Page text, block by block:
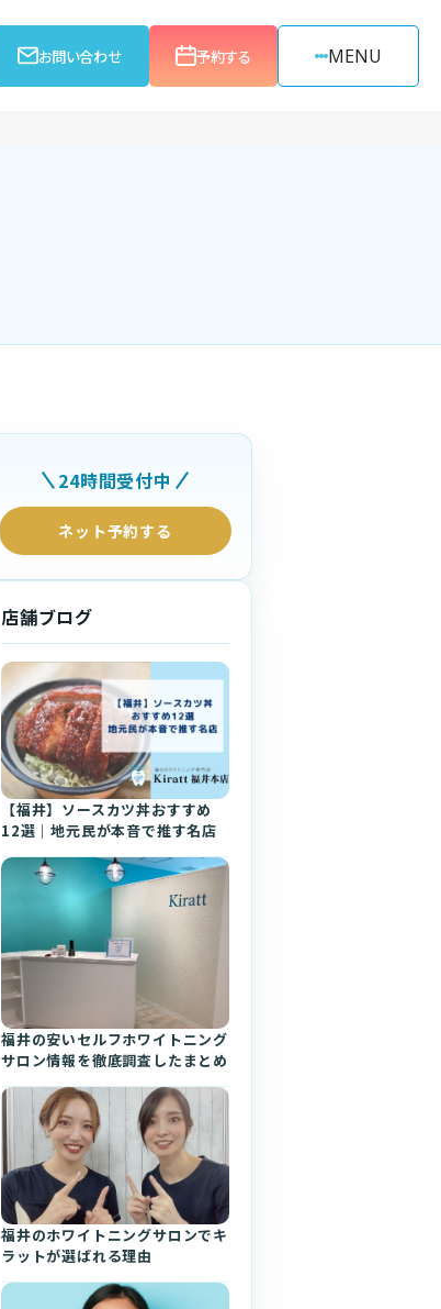
お問い合わせ 予約する MENU
24時間受付中
ネット予約する
店舗ブログ
【福井】ソースカツ丼おすすめ
12選｜地元民が本音で推す名店
福井の安いセルフホワイトニング
サロン情報を徹底調査したまとめ
福井のホワイトニングサロンでキ
ラットが選ばれる理由